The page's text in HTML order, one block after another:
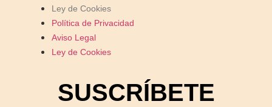
Ley de Cookies
Política de Privacidad
Aviso Legal
Ley de Cookies
SUSCRÍBETE